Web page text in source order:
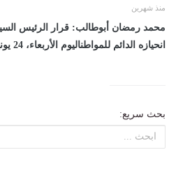
منذ شهرين
محمد رمضان أبوطالب: قرار الرئيس
انحيازه الدائم للمواطناليوم الأربعاء، 24 يونيو 2026 06:26 مـ
بحث سريع: